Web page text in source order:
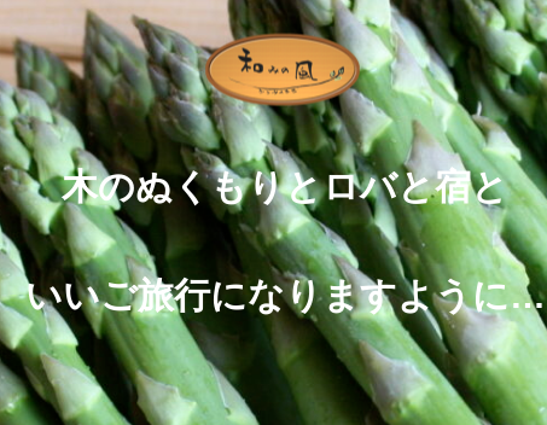
木のぬくもりとロバと宿と
いいご旅行になりますように…